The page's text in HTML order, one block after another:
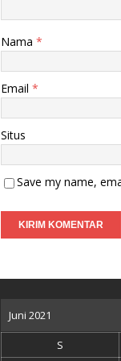
Nama *
Email *
Situs
Save my name,
Juni 2021
S